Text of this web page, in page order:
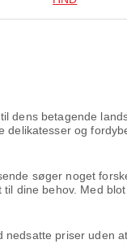
dens betagende
og
søger noget
dine behov. Med
priser uden